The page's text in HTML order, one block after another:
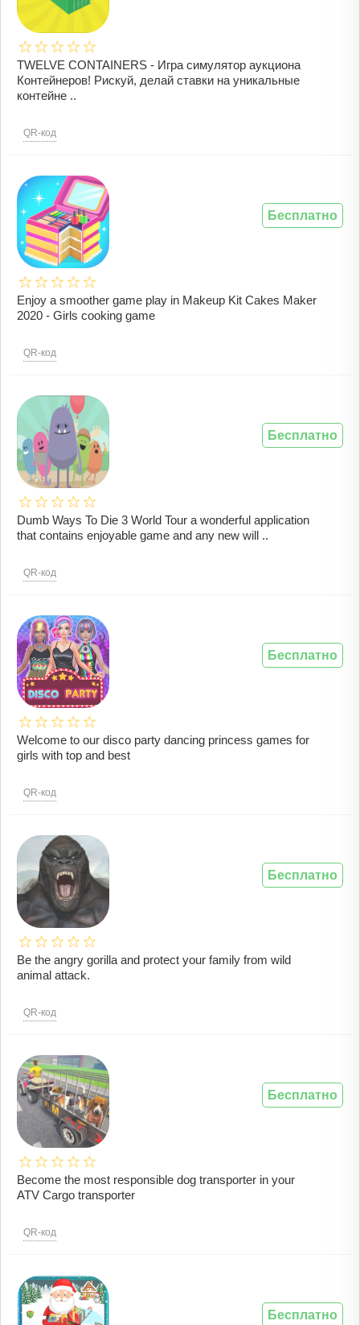
TWELVE CONTAINERS - Игра симулятор аукциона
Контейнеров! Рискуй, делай ставки на уникальные
контейне ..
QR-код
Enjoy a smoother game play in Makeup Kit Cakes Maker
2020 - Girls cooking game
QR-код
Бесплатно
Dumb Ways To Die 3 World Tour a wonderful application
that contains enjoyable game and any new will ..
QR-код
Бесплатно
Welcome to our disco party dancing princess games for
girls with top and best
QR-код
Бесплатно
Be the angry gorilla and protect your family from wild
animal attack.
QR-код
Бесплатно
Become the most responsible dog transporter in your
ATV Cargo transporter
QR-код
Бесплатно
Бесплатно